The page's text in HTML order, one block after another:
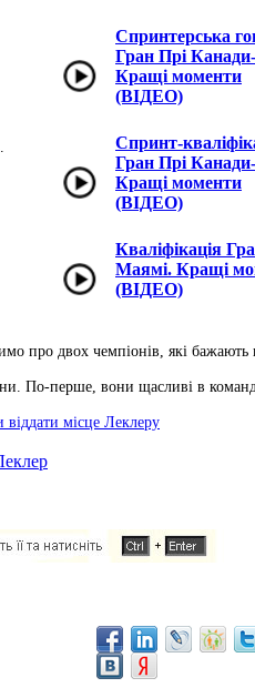
Спринтерська
Гран Прі
Кращі моменти
(ВІДЕО)
Спринт-
Гран Прі
Кращі моменти
(ВІДЕО)
Кваліфікація
Маямі. Кращі
(ВІДЕО)
двох чемпіонів, які бажають
По-перше, вони щасливі в
місце Леклеру